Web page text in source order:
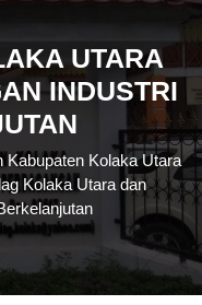
UTARA
INDUSTRI
Kabupaten Kolaka Utara
Kolaka Utara dan